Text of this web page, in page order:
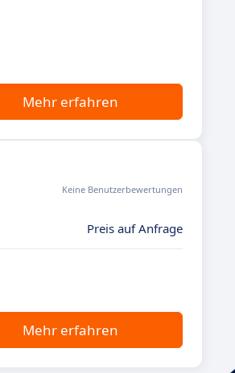
Mehr erfahren
Keine Benutzerbewertungen
Preis auf Anfrage
Mehr erfahren